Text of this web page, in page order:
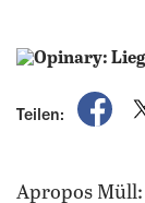
Teilen:
Apropos Müll: